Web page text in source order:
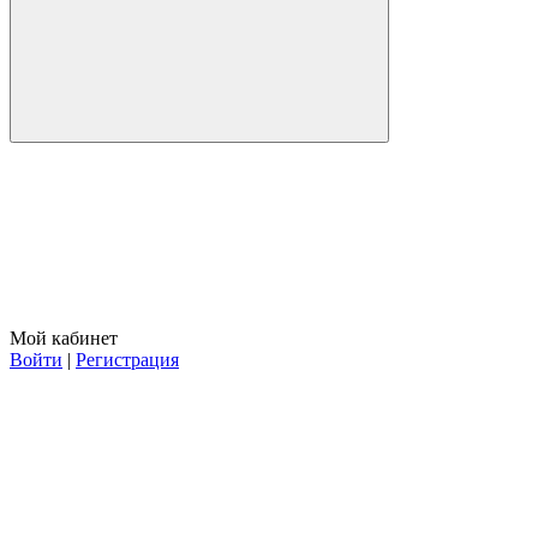
Мой кабинет
Войти | Регистрация